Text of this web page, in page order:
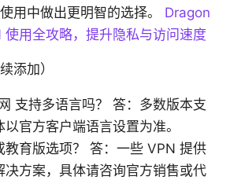
用中做出更明智的选择。 Dragon
用全攻略，提升隐私与访问速度
添加）
支持多语言吗？ 答：多数版本支
官方客户端语言设置为准。
教育版选项？ 答：一些 VPN 提供
决方案，具体请咨询官方销售或代